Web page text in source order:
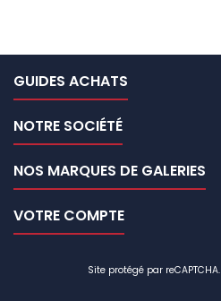
GUIDES ACHATS
NOTRE SOCIÉTÉ
NOS MARQUES DE GALERIES
VOTRE COMPTE
Site protégé par reCAPTCHA.